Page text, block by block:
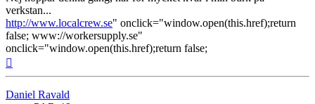
verkstan...
http://www.localcrew.se" onclick="window.open(this.href);return
false; www://workersupply.se"
onclick="window.open(this.href);return false;
Daniel Ravald